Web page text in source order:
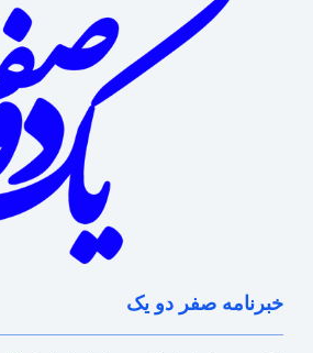
خبرنامه صفر دو یک